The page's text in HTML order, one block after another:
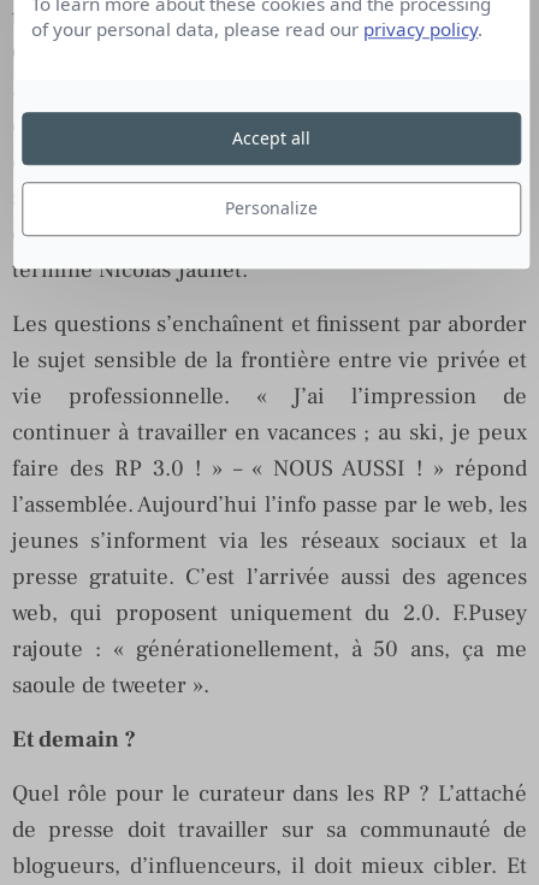
témoignages nous éclairent dans l’enquête «
Communiquez 2.0*», un guide destiné à
communication et du marketing dans leur
compréhension et usage des médias sociaux. Dans
son cœur de métier, la réputation a toujours
existée, « nous avons simplement rajouté un e »,
termine Nicolas Jaunet.
Les questions s’enchaînent et finissent par aborder
le sujet sensible de la frontière entre vie privée et
vie professionnelle. « J’ai l’impression de
continuer à travailler en vacances ; au ski, je peux
faire des RP 3.0 ! » – « NOUS AUSSI ! » répond
l’assemblée. Aujourd’hui l’info passe par le web, les
jeunes s’informent via les réseaux sociaux et la
presse gratuite. C’est l’arrivée aussi des agences
web, qui proposent uniquement du 2.0. F.Pusey
rajoute : « générationellement, à 50 ans, ça me
saoule de tweeter ».
Et demain ?
Quel rôle pour le curateur dans les RP ? L’attaché
de presse doit travailler sur sa communauté de
blogueurs, d’influenceurs, il doit mieux cibler. Et
of your personal data, please read our privacy policy.
Personalize
Accept all